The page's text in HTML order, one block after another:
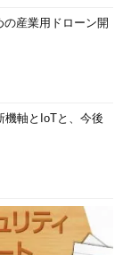
産業用ドローン開
機軸とIoTと、今後